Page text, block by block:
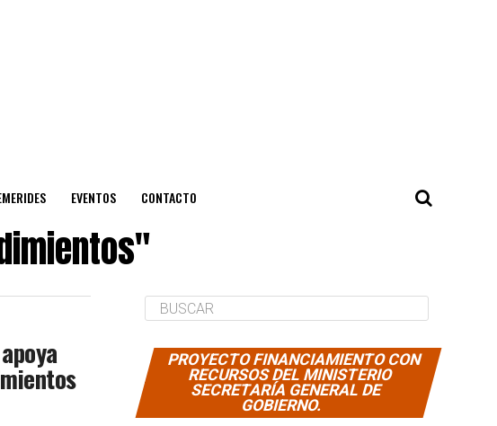
EVENTOS CONTACTO
PROYECTO FINANCIAMIENTO CON
RECURSOS DEL MINISTERIO
SECRETARÍA GENERAL DE
GOBIERNO.